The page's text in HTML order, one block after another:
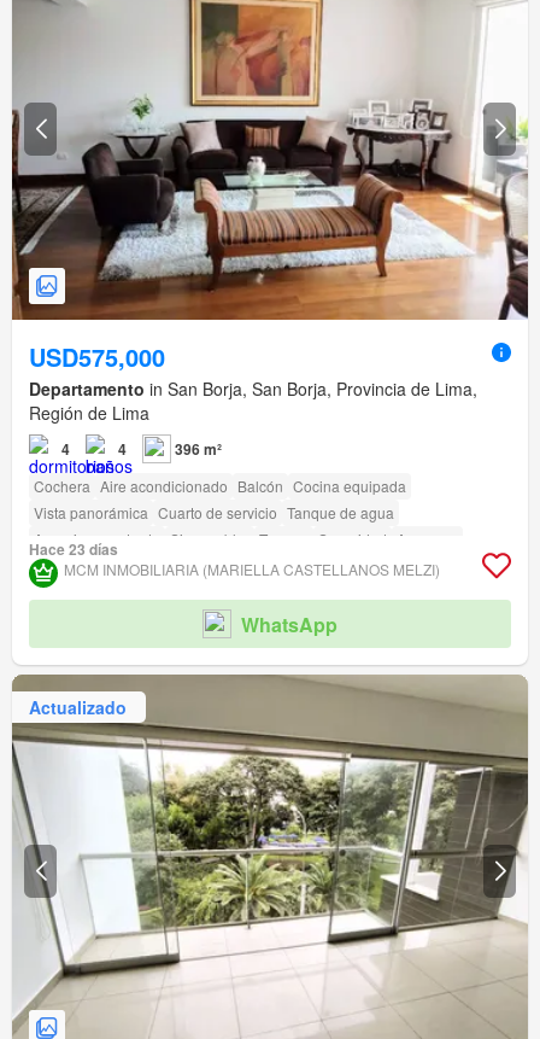
USD575,000
Departamento in San Borja, San Borja, Provincia de Lima,
Región de Lima
4 4 396 m²
Cochera Aire acondicionado Balcón Cocina equipada
Vista panorámica Cuarto de servicio Tanque de agua
Armario empotrado
Sin amoblar Terraza Seguridad
Ascensor
Vigilante Barbacoa Caseta de vigilancia
Acceso para personas con discapacidad
Hace 23 días
MCM INMOBILIARIA (MARIELLA CASTELLANOS MELZI)
WhatsApp
Actualizado